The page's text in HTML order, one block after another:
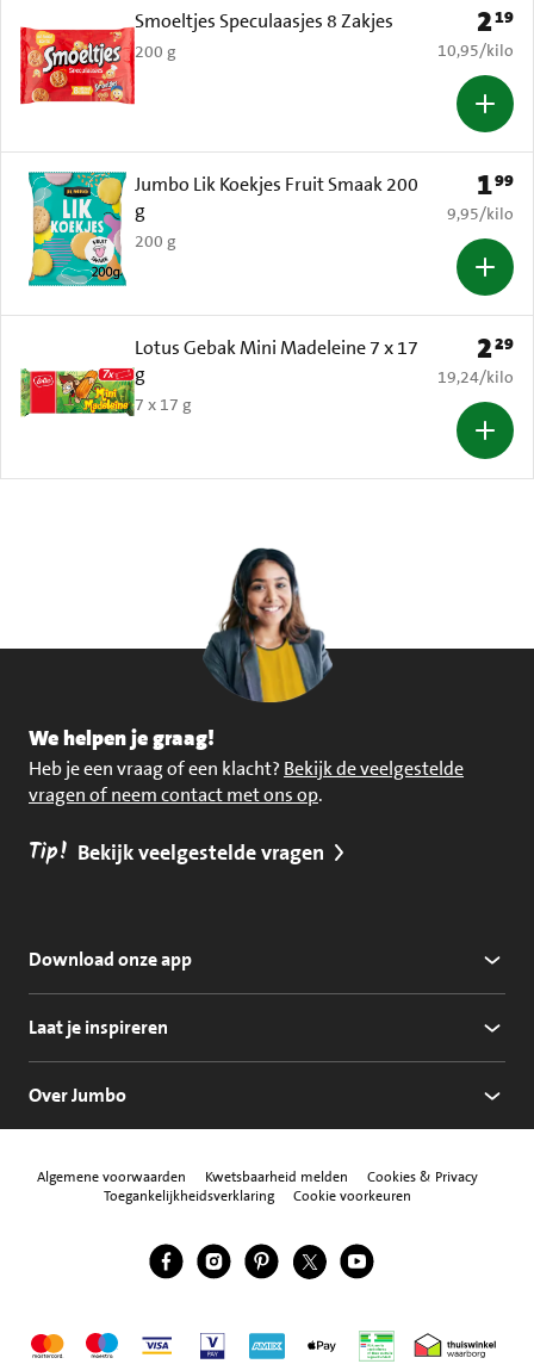
Smoeltjes Speculaasjes 8 Zakjes
200 g
Prijs:
219
€ 10,95 per
10,95/kilo
Jumbo Lik Koekjes Fruit Smaak 200
g
200 g
Prijs:
199
€ 9,95 per
9,95/kilo
Lotus Gebak Mini Madeleine 7 x 17
g
7 x 17 g
Prijs:
229
€ 19,24 per
19,24/kilo
We helpen je graag!
Heb je een vraag of een klacht? Bekijk de veelgestelde
vragen of neem contact met ons op.
Tip! Bekijk veelgestelde vragen
Download onze app
Laat je inspireren
Over Jumbo
Algemene voorwaarden Kwetsbaarheid melden
Cookies & Privacy
Toegankelijkheidsverklaring
Cookie voorkeuren
Volg ons
Jumbo Facebook
Jumbo Instagram
Jumbo Pinterest
Jumbo Twitter
Jumbo YouTube
MastercardMaestroVisa Vpay American Express
Apple Pay Thuiswinkel